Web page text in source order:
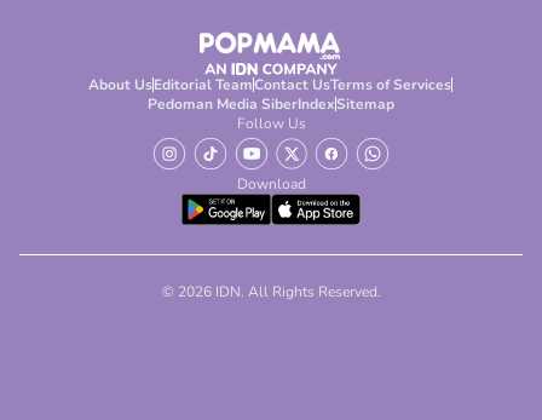
About UsEditorial TeamContact UsTerms of Services
Pedoman Media SiberIndexSitemap
Follow Us
Download
© 2026 IDN. All Rights Reserved.